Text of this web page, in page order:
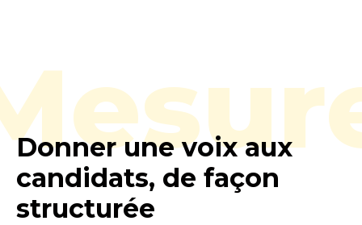
Donner une voix aux
candidats, de façon
structurée